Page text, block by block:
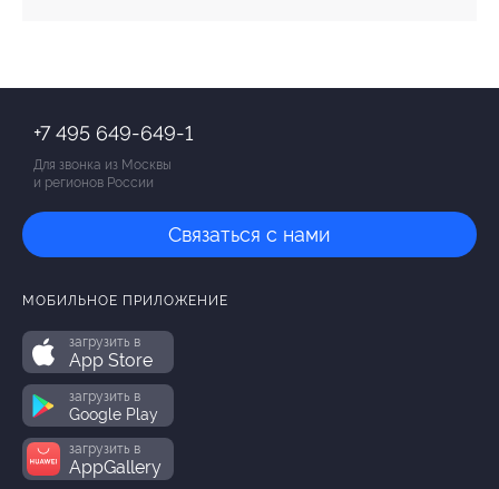
+7 495 649-649-1
Для звонка из Москвы
и регионов России
Связаться с нами
МОБИЛЬНОЕ ПРИЛОЖЕНИЕ
загрузить в
App Store
загрузить в
Google Play
загрузить в
AppGallery